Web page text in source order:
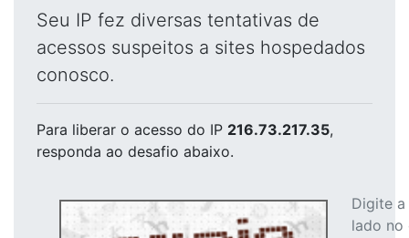
Seu IP fez diversas tentativas de
acessos suspeitos a sites hospedados
conosco.
Para liberar o acesso do IP 216.73.217.35,
responda ao desafio abaixo.
Digite
lado no